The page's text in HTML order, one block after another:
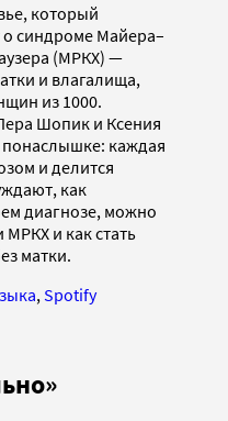
который
синдроме Майера–
(МРКХ) —
и влагалища,
из 1000.
Шопик и Ксения
понаслышке: каждая
и делится
как
диагнозе, можно
и как стать
матки.
, Spotify